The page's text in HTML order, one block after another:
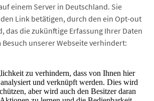
einem Server in Deutschland. Sie
Link betätigen, durch den ein Opt-out
das die zukünftige Erfassung Ihrer Daten
unserer Webseite verhindert: